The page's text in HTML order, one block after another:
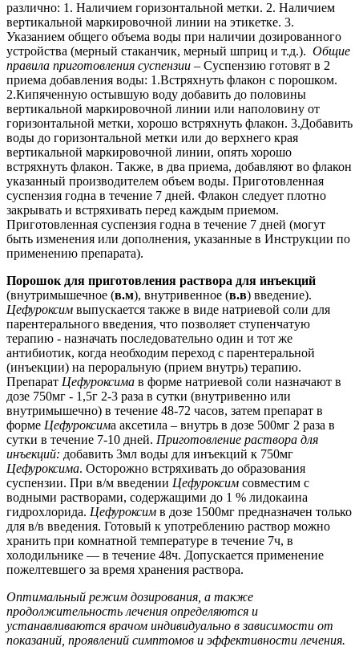
различно: 1. Наличием горизонтальной метки. 2. Наличием
вертикальной маркировочной линии на этикетке. 3.
Указанием общего объема воды при наличии дозированного
устройства (мерный стаканчик, мерный шприц и т.д.). Общие
правила приготовления суспензии – Суспензию готовят в 2
приема добавления воды: 1.Встряхнуть флакон с порошком.
2.Кипяченную остывшую воду добавить до половины
вертикальной маркировочной линии или наполовину от
горизонтальной метки, хорошо встряхнуть флакон. 3.Добавить
воды до горизонтальной метки или до верхнего края
вертикальной маркировочной линии, опять хорошо
встряхнуть флакон. Также, в два приема, добавляют во флакон
указанный производителем объем воды. Приготовленная
суспензия годна в течение 7 дней. Флакон следует плотно
закрывать и встряхивать перед каждым приемом.
Приготовленная суспензия годна в течение 7 дней (могут
быть изменения или дополнения, указанные в Инструкции по
применению препарата).
Порошок для приготовления раствора для инъекций
(внутримышечное (в.м), внутривенное (в.в) введение).
Цефуроксим выпускается также в виде натриевой соли для
парентерального введения, что позволяет ступенчатую
терапию - назначать последовательно один и тот же
антибиотик, когда необходим переход с парентеральной
(инъекции) на пероральную (прием внутрь) терапию.
Препарат Цефуроксима в форме натриевой соли назначают в
дозе 750мг - 1,5г 2-3 раза в сутки (внутривенно или
внутримышечно) в течение 48-72 часов, затем препарат в
форме Цефуроксима аксетила – внутрь в дозе 500мг 2 раза в
сутки в течение 7-10 дней. Приготовление раствора для
инъекций: добавить 3мл воды для инъекций к 750мг
Цефуроксима. Осторожно встряхивать до образования
суспензии. При в/м введении Цефуроксим совместим с
водными растворами, содержащими до 1 % лидокаина
гидрохлорида. Цефуроксим в дозе 1500мг предназначен только
для в/в введения. Готовый к употреблению раствор можно
хранить при комнатной температуре в течение 7ч, в
холодильнике — в течение 48ч. Допускается применение
пожелтевшего за время хранения раствора.
Оптимальный режим дозирования, а также
продолжительность лечения определяются и
устанавливаются врачом индивидуально в зависимости от
показаний, проявлений симптомов и эффективности лечения.